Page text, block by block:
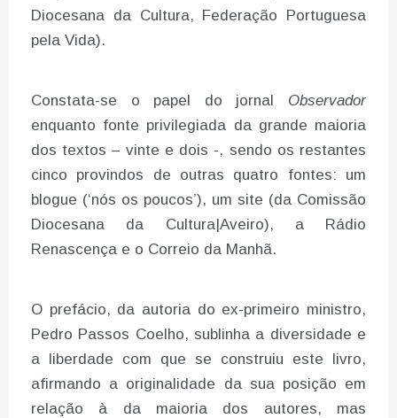
Diocesana da Cultura, Federação Portuguesa
pela Vida).
Constata-se o papel do jornal Observador
enquanto fonte privilegiada da grande maioria
dos textos – vinte e dois -, sendo os restantes
cinco provindos de outras quatro fontes: um
blogue (‘nós os poucos’), um site (da Comissão
Diocesana da Cultura|Aveiro), a Rádio
Renascença e o Correio da Manhã.
O prefácio, da autoria do ex-primeiro ministro,
Pedro Passos Coelho, sublinha a diversidade e
a liberdade com que se construiu este livro,
afirmando a originalidade da sua posição em
relação à da maioria dos autores, mas